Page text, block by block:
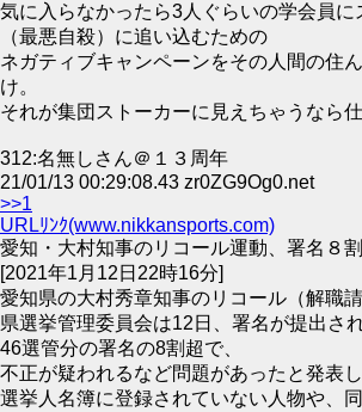
気に入らなかったら3人ぐらいの学会員に
（最悪自殺）に追い込むための
ネガティブキャンペーンをその人間の住
け。
それが集団ストーカーに見えちゃうなら
312:名無しさん＠１３周年
21/01/13 00:29:08.43 zr0ZG9Og0.net
>>1
URLﾘﾝｸ(www.nikkansports.com)
愛知・大村知事のリコール運動、署名８
[2021年1月12日22時16分]
愛知県の大村秀章知事のリコール（解職
県選挙管理委員会は12日、署名が提出さ
46選管分の署名の8割超で、
不正が疑われるなど問題があったと発表し
選挙人名簿に登録されていない人物や、